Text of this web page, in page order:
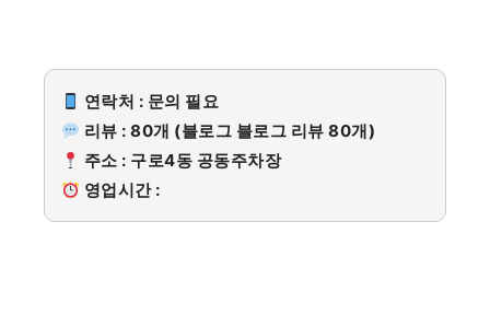
연락처 : 문의 필요
리뷰 : 80개 (블로그 블로그 리뷰 80개)
주소 : 구로4동 공동주차장
영업시간 :